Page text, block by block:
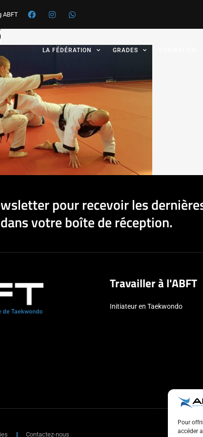
Pour
accéder
ABFT
LA FÉDÉRATION GRADES
pour recevoir les
votre boîte de réception.
Travailler à l'ABFT
Initiateur en Taekwondo
Contactez-nous